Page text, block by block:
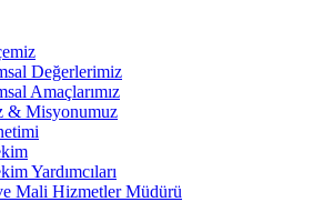
Değerlerimiz
Amaçlarımız
& Misyonumuz
Yardımcıları
Mali Hizmetler Müdürü